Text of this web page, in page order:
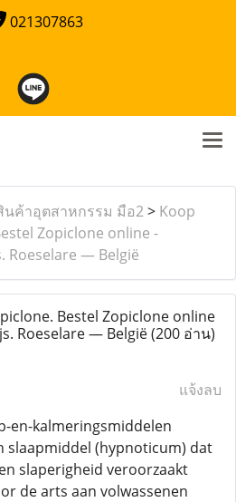
021307863
นค้าอุตสาหกรรม มือ2> Koop
Zopiclone online -
Roeselare — België
Bestel Zopiclone online
Roeselare — België(200 อ่าน)
แจ้งลบ
en-kalmeringsmiddelen
slaapmiddel (hypnoticum) dat
slaperigheid veroorzaakt
de arts aan volwassenen